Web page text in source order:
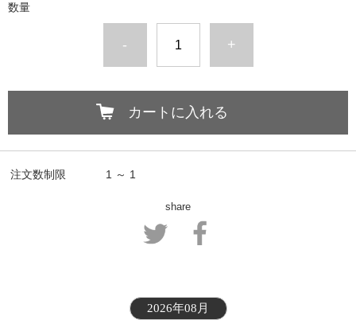
数量
- +
カートに入れる
注文数制限 1 ～ 1
share
2026年08月